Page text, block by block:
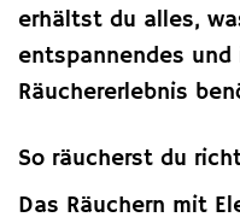
erhältst du alles,
entspannendes und
Räuchererlebnis
So räucherst du
Das Räuchern mit